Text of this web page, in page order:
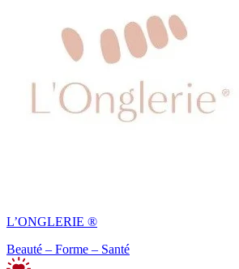
L’ONGLERIE ®
Beauté – Forme – Santé